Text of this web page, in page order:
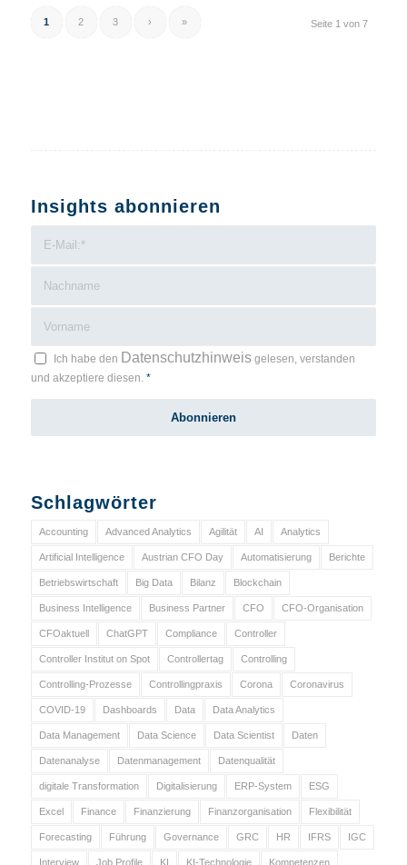
Seite 1 von 7
1 2 3 › »
Insights abonnieren
Ich habe den Datenschutzhinweisgelesen, verstanden
und akzeptiere diesen. *
Schlagwörter
Accounting Advanced Analytics Agilität AI Analytics
Artificial Intelligence Austrian CFO Day Automatisierung Berichte
Betriebswirtschaft Big Data Bilanz Blockchain
Business Intelligence Business Partner CFO CFO-Organisation
CFOaktuell ChatGPT Compliance Controller
Controller Institut on Spot Controllertag Controlling
Controlling-Prozesse Controllingpraxis Corona Coronavirus
COVID-19 Dashboards Data Data Analytics
Data Management Data Science Data Scientist Daten
Datenanalyse Datenmanagement Datenqualität
digitale Transformation Digitalisierung ERP-System ESG
Excel Finance Finanzierung Finanzorganisation Flexibilität
Forecasting Führung Governance GRC HR IFRS IGC
Interview Job Profile KI KI-Technologie Kompetenzen